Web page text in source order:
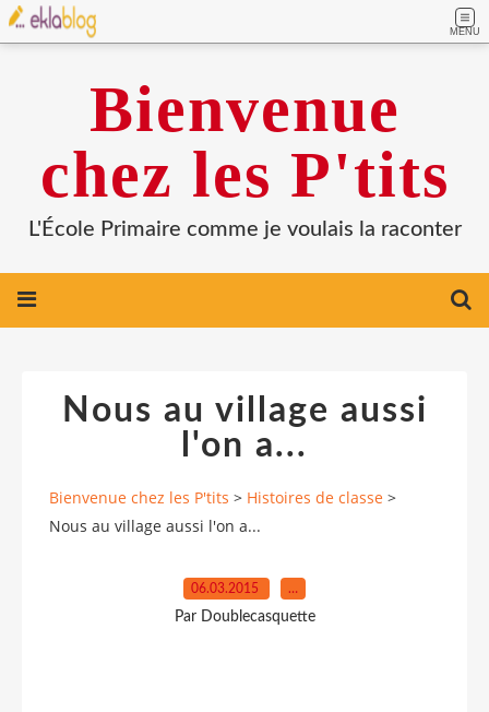
MENU
Bienvenue
chez les P'tits
L'École Primaire comme je voulais la raconter
Nous au village aussi
l'on a...
Bienvenue chez les P'tits > Histoires de classe >
Nous au village aussi l'on a...
06.03.2015 …
Par Doublecasquette